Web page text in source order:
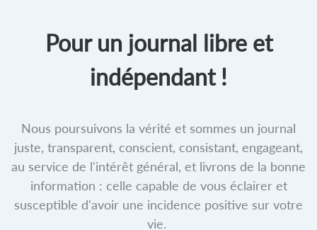
Pour un journal libre et
indépendant !
Nous poursuivons la vérité et sommes un journal
juste, transparent, conscient, consistant, engageant,
au service de l'intérêt général, et livrons de la bonne
information : celle capable de vous éclairer et
susceptible d'avoir une incidence positive sur votre
vie.